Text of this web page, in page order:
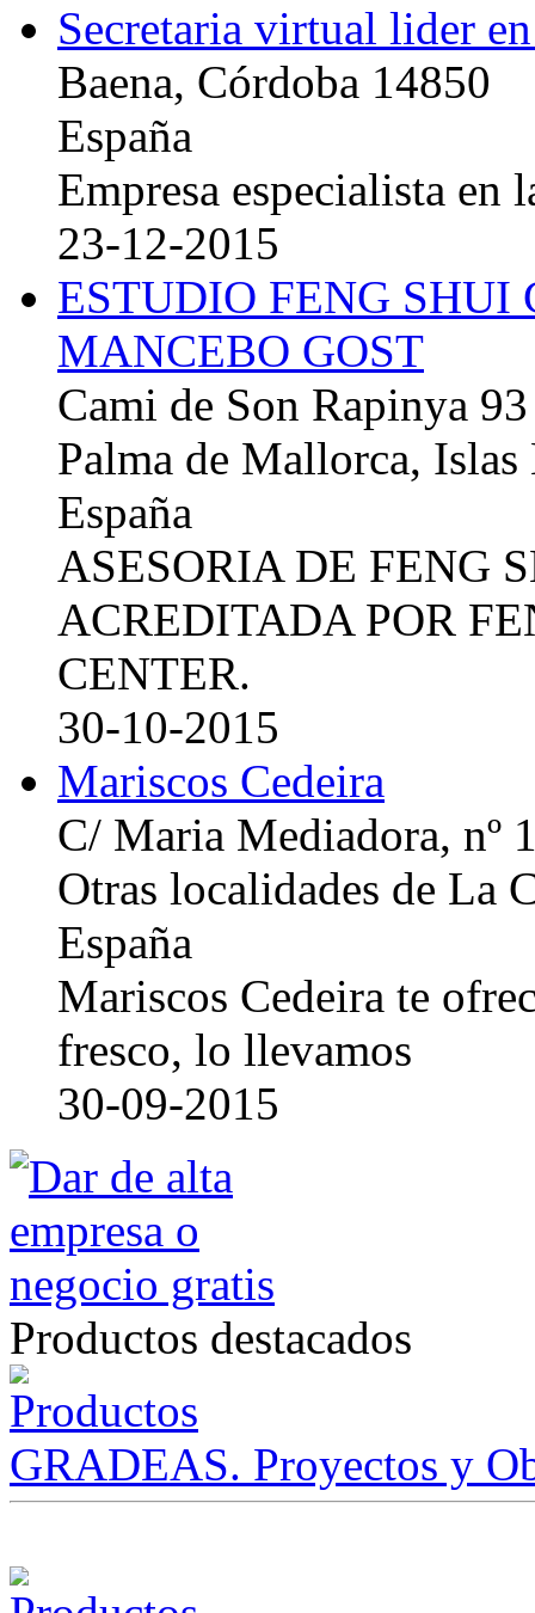
Secretaria virtual lider
Baena, Córdoba 14850
España
Empresa especialista en
23-12-2015
ESTUDIO FENG
MANCEBO GOST
Cami de Son Rapinya 93
Palma de Mallorca, Islas
España
ASESORIA DE FENG
ACREDITADA POR
CENTER.
30-10-2015
Mariscos Cedeira
C/ Maria Mediadora, nº
Otras localidades de La
España
Mariscos Cedeira te
fresco, lo llevamos
30-09-2015
Productos destacados
GRADEAS. Proyectos y